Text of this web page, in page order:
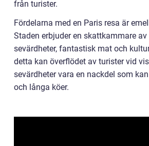
från turister.
Fördelarna med en Paris resa är
Staden erbjuder en skattkammare
sevärdheter, fantastisk mat och
detta kan överflödet av turister vid
sevärdheter vara en nackdel som
och långa köer.